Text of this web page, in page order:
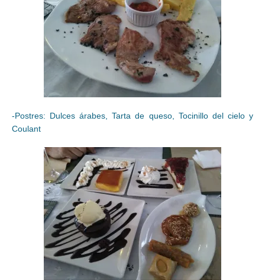
-Postres: Dulces árabes, Tarta de queso, Tocinillo del cielo y
Coulant